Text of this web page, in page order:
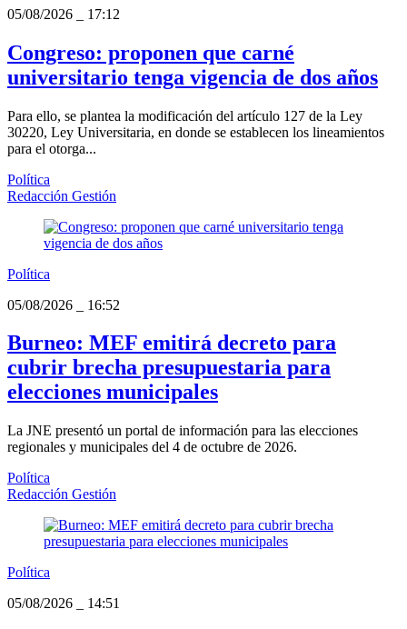
05/08/2026
17:12
Congreso: proponen que carné
universitario tenga vigencia de dos años
Para ello, se plantea la modificación del artículo 127 de la Ley
30220, Ley Universitaria, en donde se establecen los lineamientos
para el otorga...
Política
Redacción Gestión
Política
05/08/2026
16:52
Burneo: MEF emitirá decreto para
cubrir brecha presupuestaria para
elecciones municipales
La JNE presentó un portal de información para las elecciones
regionales y municipales del 4 de octubre de 2026.
Política
Redacción Gestión
Política
05/08/2026
14:51